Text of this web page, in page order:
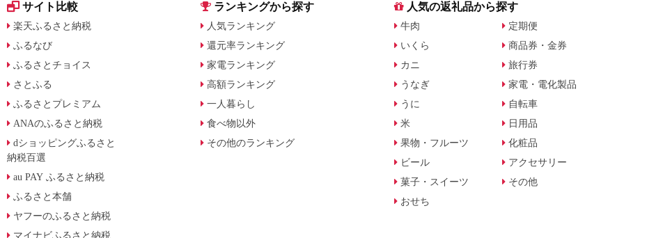
サイト比較
楽天ふるさと納税
ふるなび
ふるさとチョイス
さとふる
ふるさとプレミアム
ANAのふるさと納税
dショッピングふるさと
納税百選
au PAY ふるさと納税
ふるさと本舗
ヤフーのふるさと納税
マイナビふるさと納税
ランキングから探す
人気ランキング
還元率ランキング
家電ランキング
高額ランキング
一人暮らし
食べ物以外
その他のランキング
人気の返礼品から探す
牛肉
いくら
カニ
うなぎ
うに
米
果物・フルーツ
ビール
菓子・スイーツ
おせち
定期便
商品券・金券
旅行券
家電・電化製品
自転車
日用品
化粧品
アクセサリー
その他